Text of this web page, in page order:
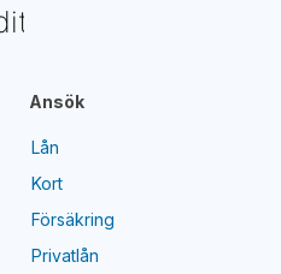
Ansök
Lån
Kort
Försäkring
Privatlån